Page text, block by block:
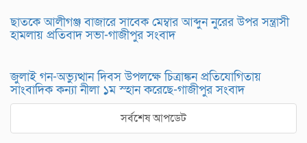
ছাতকে আলীগঞ্জ বাজারে সাবেক মেম্বার আব্দুন নুরের উপর সন্ত্রাসী
হামলায় প্রতিবাদ সভা-গাজীপুর সংবাদ
জুলাই গন-অভ্যুত্থান দিবস উপলক্ষে চিত্রাঙ্কন প্রতিযোগিতায়
সাংবাদিক কন্যা নীলা ১ম স্হান করেছে-গাজীপুর সংবাদ
সর্বশেষ আপডেট